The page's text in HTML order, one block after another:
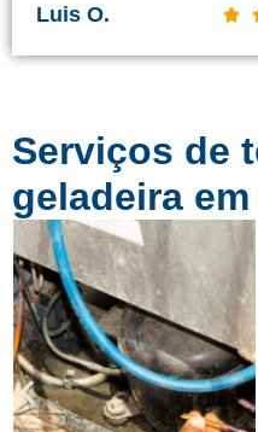
Luis O. 
Serviços de
geladeira